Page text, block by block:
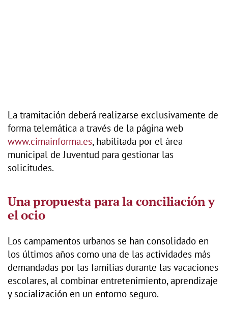
La tramitación deberá realizarse exclusivamente de
forma telemática a través de la página web
www.cimainforma.es, habilitada por el área
municipal de Juventud para gestionar las
solicitudes.
Una propuesta para la conciliación y
el ocio
Los campamentos urbanos se han consolidado en
los últimos años como una de las actividades más
demandadas por las familias durante las vacaciones
escolares, al combinar entretenimiento, aprendizaje
y socialización en un entorno seguro.